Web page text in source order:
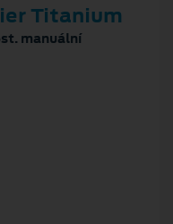
Titanium
manuální